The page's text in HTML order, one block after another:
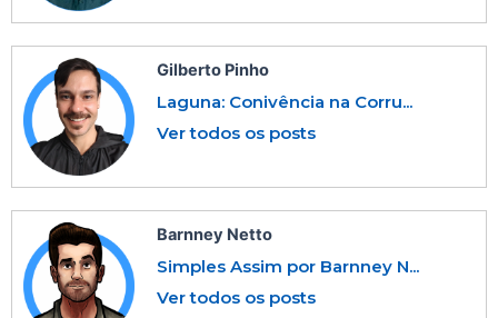
Gilberto Pinho
Laguna: Conivência na Corru...
Ver todos os posts
Barnney Netto
Simples Assim por Barnney N...
Ver todos os posts